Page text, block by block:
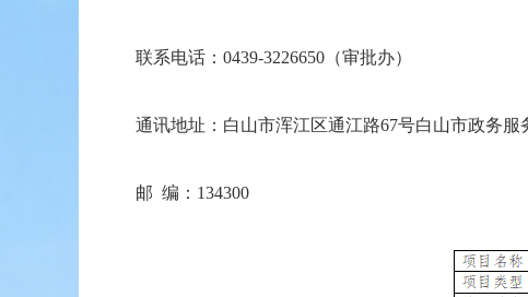
联系电话：0439-3226650（审批办）
通讯地址：白山市浑江区通江路67号白山市政务服
邮 编：134300